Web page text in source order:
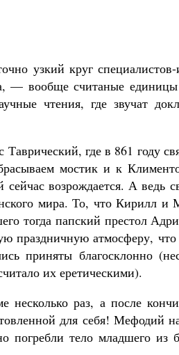
узкий круг
— вообще считаные
чтения, где звучат
где в 861 году
мостик и к
возрождается. А ведь
мира. То, что Кирилл и
тогда папский престол
праздничную атмосферу,
приняты благосклонно
их еретическими).
несколько раз, а после
для себя! Мефодий
погребли тело младшего из